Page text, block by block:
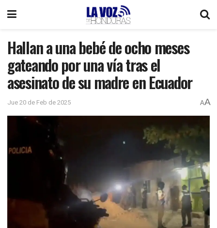
Hallan a una bebé de ocho meses
gateando por una vía tras el
asesinato de su madre en Ecuador
Jue 20 de Feb de 2025 AA